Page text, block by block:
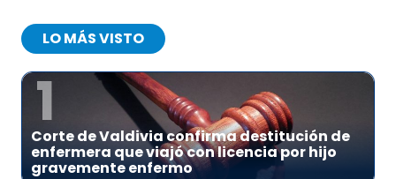
LO MÁS VISTO
1
Corte de Valdivia confirma destitución de
enfermera que viajó con licencia por hijo
gravemente enfermo